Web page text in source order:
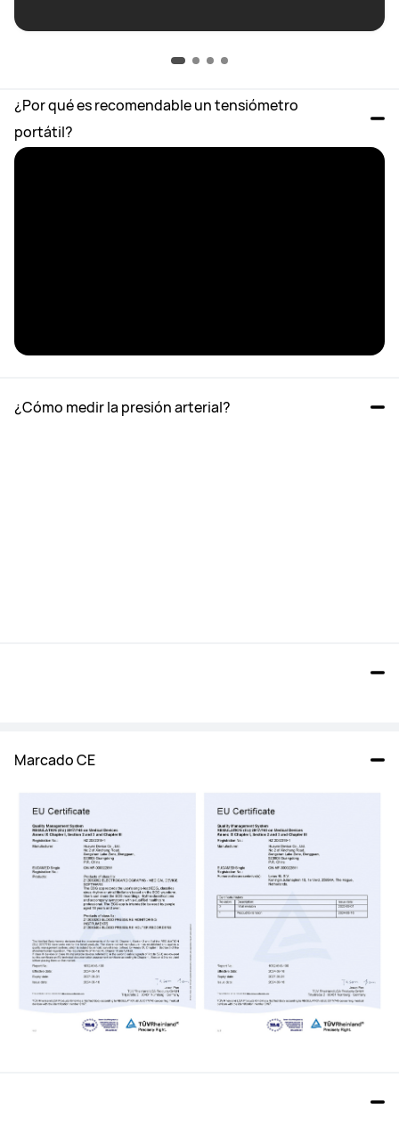
¿Por qué es recomendable un tensiómetro
portátil?
¿Cómo medir la presión arterial?
Marcado CE